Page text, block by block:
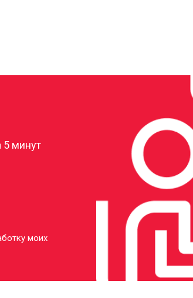
5 минут
моих